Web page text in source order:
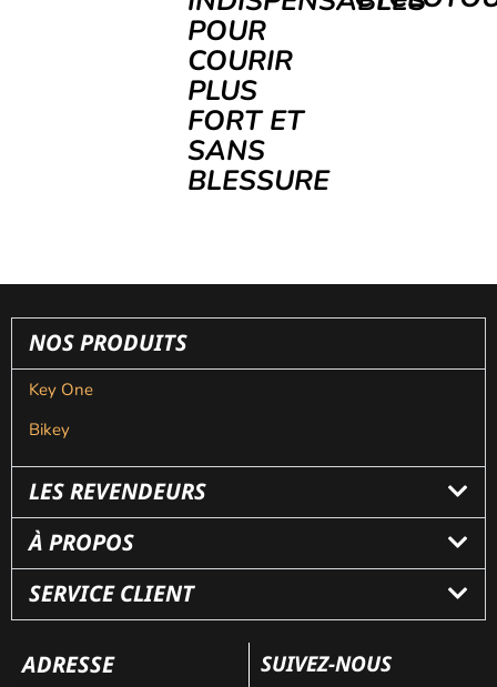
POUR
COURIR
PLUS
FORT ET
SANS
BLESSURE
NOS PRODUITS
Key One
Bikey
LES REVENDEURS
À PROPOS
SERVICE CLIENT
ADRESSE SUIVEZ-NOUS